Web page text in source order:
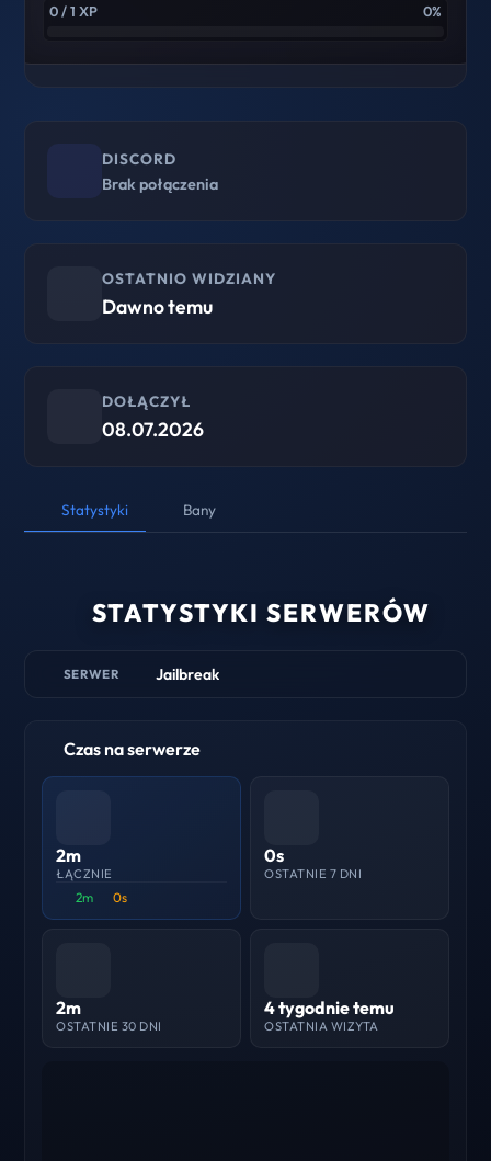
0 / 1 XP 0%
DISCORD
Brak połączenia
OSTATNIO WIDZIANY
Dawno temu
DOŁĄCZYŁ
08.07.2026
Statystyki Bany
STATYSTYKI SERWERÓW
SERWER Jailbreak
Czas na serwerze
2m
ŁĄCZNIE
2m 0s
0s
OSTATNIE 7 DNI
2m
OSTATNIE 30 DNI
4 tygodnie temu
OSTATNIA WIZYTA